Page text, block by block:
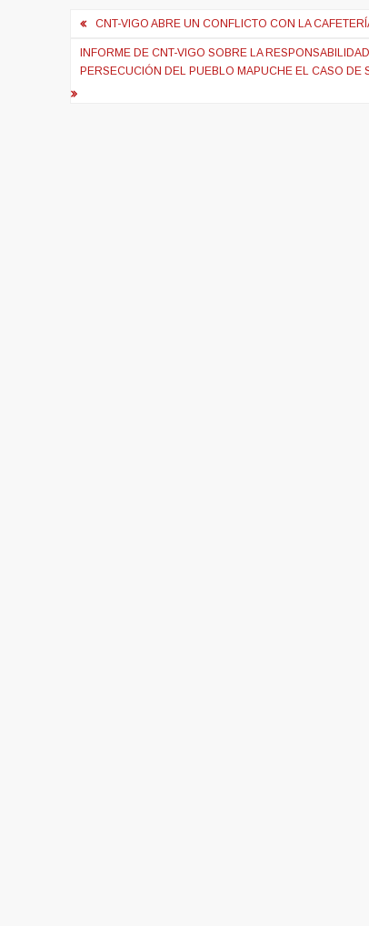
Navegación
de
entradas
CNT-VIGO ABRE UN CONFLICTO CON LA
INFORME DE CNT-VIGO SOBRE LA
PERSECUCIÓN DEL PUEBLO MAPUCHE EL CASO DE